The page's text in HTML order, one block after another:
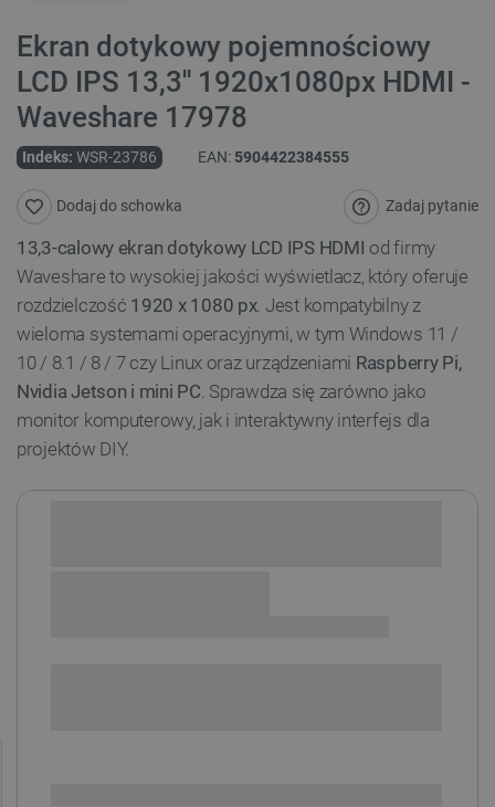
Ekran dotykowy pojemnościowy
LCD IPS 13,3'' 1920x1080px HDMI -
Waveshare 17978
Indeks: WSR-23786 EAN: 5904422384555
Zadaj pytanie
Dodaj do schowka
13,3-calowy ekran dotykowy LCD IPS HDMI od firmy
Waveshare to wysokiej jakości wyświetlacz, który oferuje
rozdzielczość 1920 x 1080 px. Jest kompatybilny z
wieloma systemami operacyjnymi, w tym Windows 11 /
10 / 8.1 / 8 / 7 czy Linux oraz urządzeniami Raspberry Pi,
Nvidia Jetson i mini PC. Sprawdza się zarówno jako
monitor komputerowy, jak i interaktywny interfejs dla
projektów DIY.